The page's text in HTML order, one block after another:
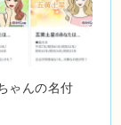
ゃんの名付